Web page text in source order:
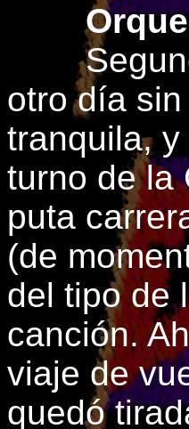
otro día
tranquila,
turno de la
puta
(de
del tipo de
canción.
viaje de
quedó